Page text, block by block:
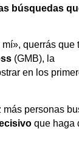
búsquedas
querrás que
(GMB), la
en los
personas
que haga